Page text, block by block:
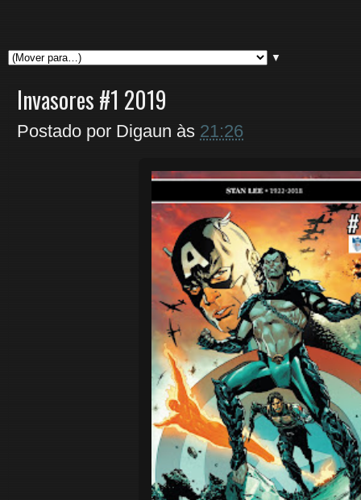
▼
Invasores #1 2019
Postado por Digaun às 21:26